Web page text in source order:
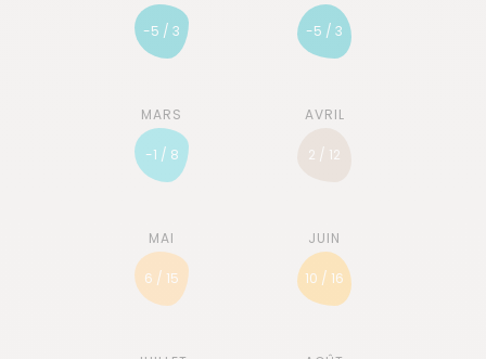
-5 / 3 -5 / 3
-1 / 8 2 / 12
6 / 15 10 / 16